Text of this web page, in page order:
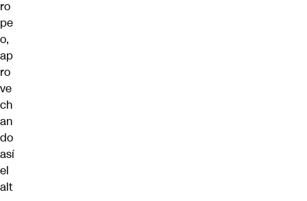
ro
pe
o,
ap
ro
ve
ch
an
do
así
el
alt